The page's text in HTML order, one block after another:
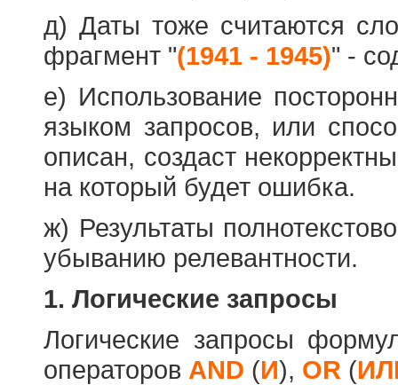
д) Даты тоже считаются
фрагмент "(1941 - 1945)" -
е) Использование
языком запросов, или
описан, создаст
на который будет ошибка.
ж) Результаты
убыванию релевантности.
1. Логические запросы
Логические запросы
операторов AND (И), OR (